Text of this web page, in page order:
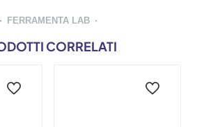
FERRAMENTA LAB
CORRELATI